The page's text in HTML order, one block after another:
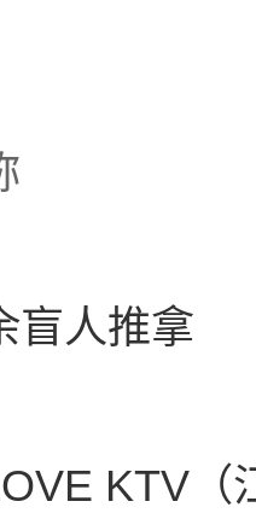
盲人推拿
KTV（